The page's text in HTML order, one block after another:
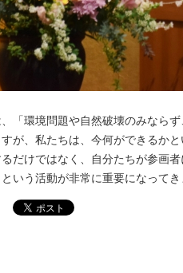
「環境問題や自然破壊のみなら
が、私たちは、今何ができるか
だけではなく、自分たちが参画
いう活動が非常に重要になってき